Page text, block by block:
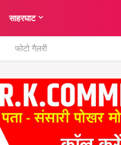
साहरघाट
फोटो गैलरी